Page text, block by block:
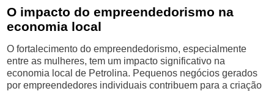
O impacto do empreendedorismo na
economia local
O fortalecimento do empreendedorismo, especialmente
entre as mulheres, tem um impacto significativo na
economia local de Petrolina. Pequenos negócios gerados
por empreendedores individuais contribuem para a criação